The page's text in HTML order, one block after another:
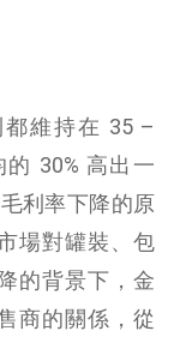
維持在 35 –
30% 高出一
利率下降的原
場對罐裝、包
的背景下，金
商的關係，從